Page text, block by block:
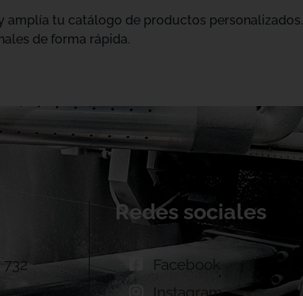
amplía tu catálogo de productos personalizados.
de forma rápida.
732
Redes sociales
Facebook
Instagram